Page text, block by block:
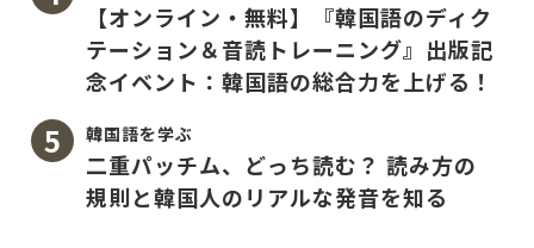
【オンライン・無料】『韓国語のディク
テーション＆音読トレーニング』出版記
念イベント：韓国語の総合力を上げる！
韓国語を学ぶ
二重パッチム、どっち読む？ 読み方の
規則と韓国人のリアルな発音を知る